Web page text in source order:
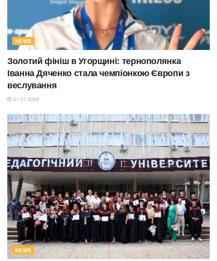
NEWS
Золотий фініш в Угорщині: тернополянка
Іванна Дяченко стала чемпіонкою Європи з
веслування
31.07.2026
NEWS